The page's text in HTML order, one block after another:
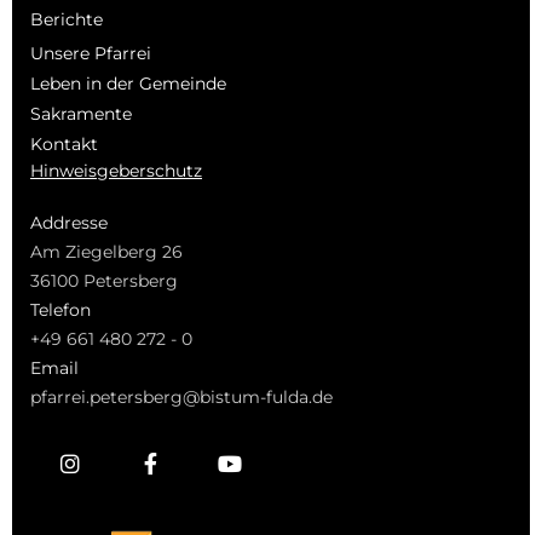
Berichte
Unsere Pfarrei
Leben in der Gemeinde
Sakramente
Kontakt
Hinweisgeberschutz
Addresse
Am Ziegelberg 26
36100 Petersberg
Telefon
+49 661 480 272 - 0
Email
pfarrei.petersberg@bistum-fulda.de